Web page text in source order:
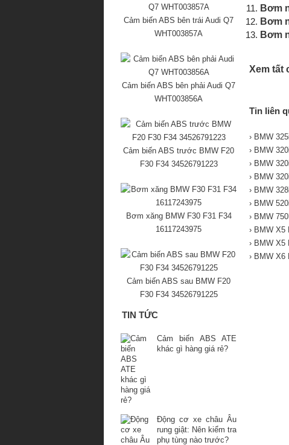
Bơm
Bơm
Bơm
Xem tất
Tin liên
› BMW
› BMW
› BMW
› BMW
› BMW
› BMW
› BMW
› BMW X5
› BMW X5
› BMW X6
Cảm biến ABS bên trái Audi Q7
WHT003857A
Cảm biến ABS bên phải Audi Q7
WHT003856A
Cảm biến ABS trước BMW F20
F30 F34 34526791223
Bơm xăng BMW F30 F31 F34
16117243975
Cảm biến ABS sau BMW F20
F30 F34 34526791225
TIN TỨC
Cảm biến ABS ATE
khác gì hàng giá rẻ?
Động cơ xe châu Âu
rung giật: Nên kiểm tra
phụ tùng nào trước?